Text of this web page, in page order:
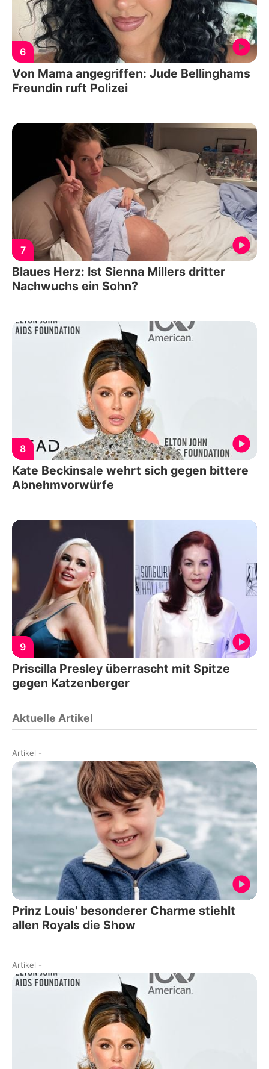
6
Von Mama angegriffen: Jude Bellinghams
Freundin ruft Polizei
7
Blaues Herz: Ist Sienna Millers dritter
Nachwuchs ein Sohn?
8
Kate Beckinsale wehrt sich gegen bittere
Abnehmvorwürfe
9
Priscilla Presley überrascht mit Spitze
gegen Katzenberger
Aktuelle Artikel
Artikel -
Prinz Louis' besonderer Charme stiehlt
allen Royals die Show
Artikel -